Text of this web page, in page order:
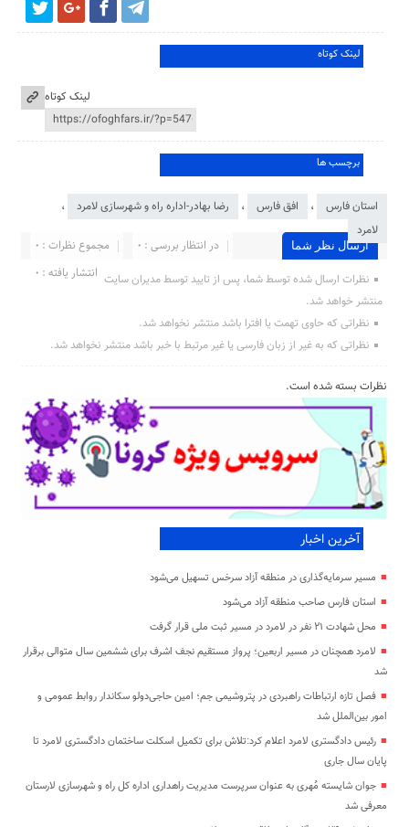
لینک کوتاه
لینک کوتاه
برچسب ها
استان فارس ، افق فارس ، رضا بهادر-اداره راه و شهرسازی لامرد
،
لامرد
ارسال نظر شما مجموع نظرات : 0
در انتظار بررسی : 0
انتشار یافته : ۰ نظرات ارسال شده توسط شما، پس از تایید توسط مدیران سایت
منتشر خواهد شد.
نظراتی که حاوی تهمت یا افترا باشد منتشر نخواهد شد.
نظراتی که به غیر از زبان فارسی یا غیر مرتبط با خبر باشد منتشر نخواهد شد.
نظرات بسته شده است.
آخرین اخبار
مسیر سرمایه‌گذاری در منطقه آزاد سرخس تسهیل می‌شود
استان فارس صاحب منطقه آزاد می‌شود
محل شهادت ۲۱ نفر در لامرد در مسیر ثبت ملی قرار گرفت
لامرد همچنان در مسیر اربعین؛ پرواز مستقیم نجف اشرف برای ششمین سال متوالی برقرار
شد
فصل تازه ارتباطات راهبردی در پتروشیمی جم؛ امین حاجی‌دولو سکاندار روابط عمومی و
امور بین‌الملل شد
رئیس دادگستری لامرد اعلام کرد:تلاش برای تکمیل اسکلت ساختمان دادگستری لامرد تا
پایان سال جاری
جوان شایسته مُهری به عنوان سرپرست مدیریت راهداری اداره کل راه و شهرسازی لارستان
معرفی شد